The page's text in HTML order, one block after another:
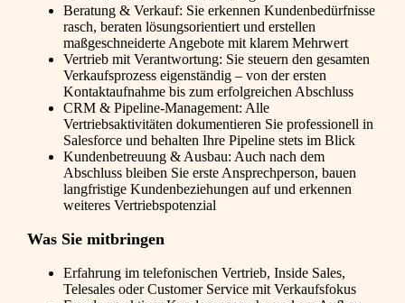
Beratung & Verkauf: Sie erkennen Kundenbedürfnisse
rasch, beraten lösungsorientiert und erstellen
maßgeschneiderte Angebote mit klarem Mehrwert
Vertrieb mit Verantwortung: Sie steuern den gesamten
Verkaufsprozess eigenständig – von der ersten
Kontaktaufnahme bis zum erfolgreichen Abschluss
CRM & Pipeline-Management: Alle
Vertriebsaktivitäten dokumentieren Sie professionell in
Salesforce und behalten Ihre Pipeline stets im Blick
Kundenbetreuung & Ausbau: Auch nach dem
Abschluss bleiben Sie erste Ansprechperson, bauen
langfristige Kundenbeziehungen auf und erkennen
weiteres Vertriebspotenzial
Was Sie mitbringen
Erfahrung im telefonischen Vertrieb, Inside Sales,
Telesales oder Customer Service mit Verkaufsfokus